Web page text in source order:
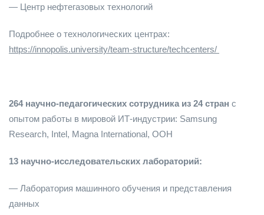
— Центр нефтегазовых технологий
Подробнее о технологических центрах:
https://innopolis.university/team-structure/techcenters/
264 научно-педагогических сотрудника из 24 стран с
опытом работы в мировой ИТ-индустрии: Samsung
Research, Intel, Magna International, ООН
13 научно-исследовательских лабораторий:
— Лаборатория машинного обучения и представления
данных